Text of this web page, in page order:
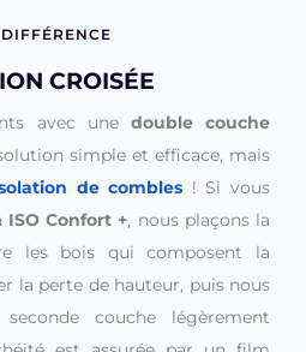
CROISÉE
avec une double couche
simple et efficace, mais
de combles ! Si vous
ISO Confort +, nous plaçons la
les bois qui composent la
la perte de hauteur, puis nous
couche légèrement